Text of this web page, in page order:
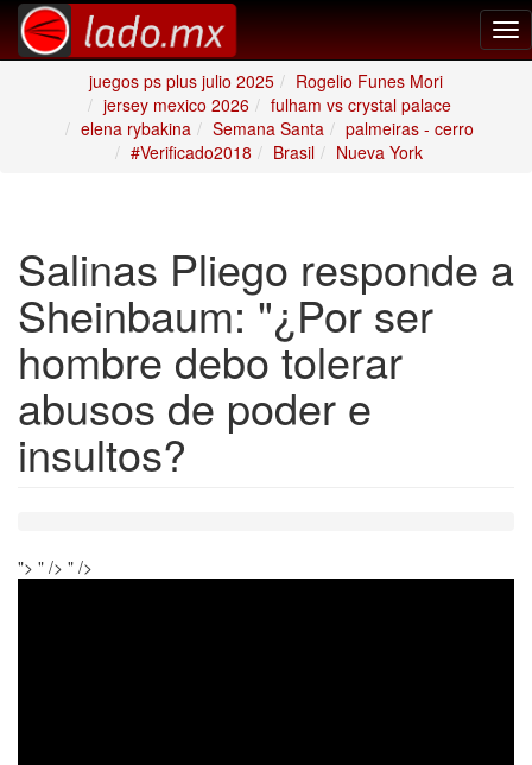
juegos ps plus julio 2025
Rogelio Funes Mori
jersey mexico 2026
fulham vs crystal palace
elena rybakina
Semana Santa
palmeiras - cerro
#Verificado2018
Brasil Nueva York
Salinas Pliego responde a
Sheinbaum: "¿Por ser
hombre debo tolerar
abusos de poder e
insultos?
"> " /> " />